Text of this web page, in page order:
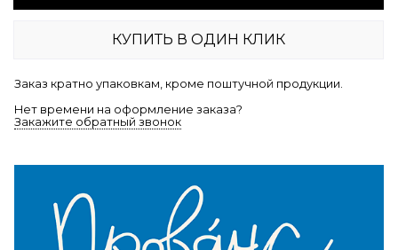
КУПИТЬ В ОДИН КЛИК
Заказ кратно упаковкам, кроме поштучной продукции.
Нет времени на оформление заказа?
Закажите обратный звонок